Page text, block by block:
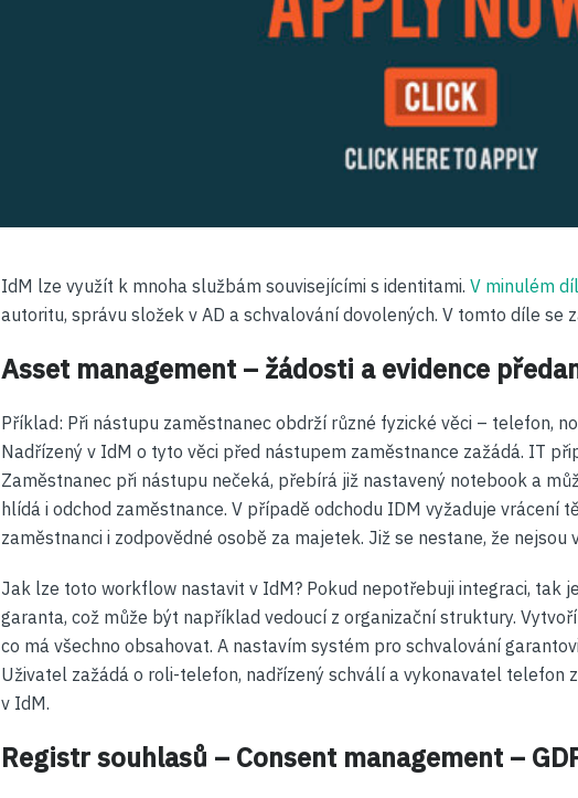
IdM lze využít k mnoha službám souvisejícími s identitami. V minulém
autoritu, správu složek v AD a schvalování dovolených. V tomto díle se
Asset management – žádosti a evidence
Příklad: Při nástupu zaměstnanec obdrží různé fyzické věci – telefon,
Nadřízený v IdM o tyto věci před nástupem zaměstnance zažádá. IT
Zaměstnanec při nástupu nečeká, přebírá již nastavený notebook a
hlídá i odchod zaměstnance. V případě odchodu IDM vyžaduje vrácení
zaměstnanci i zodpovědné osobě za majetek. Již se nestane, že
Jak lze toto workflow nastavit v IdM? Pokud nepotřebuji integraci, tak
garanta, což může být například vedoucí z organizační struktury.
co má všechno obsahovat. A nastavím systém pro schvalování
Uživatel zažádá o roli-telefon, nadřízený schválí a vykonavatel telefon
v IdM.
Registr souhlasů – Consent management –